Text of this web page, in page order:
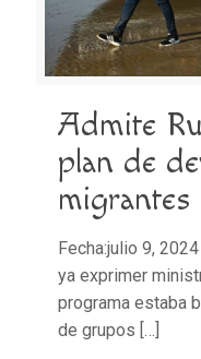
Admite
plan de
Fecha:julio 9,
ya exprimer
programa estaba
de grupos […]